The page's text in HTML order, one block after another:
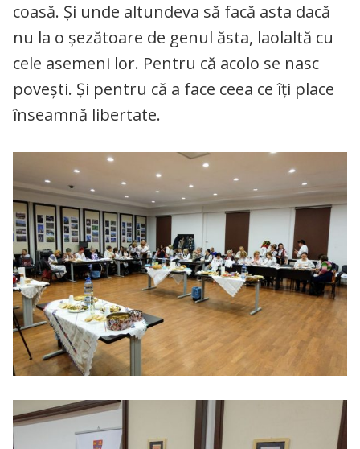
coasă. Și unde altundeva să facă asta dacă
nu la o șezătoare de genul ăsta, laolaltă cu
cele asemeni lor. Pentru că acolo se nasc
povești. Și pentru că a face ceea ce îți place
înseamnă libertate.